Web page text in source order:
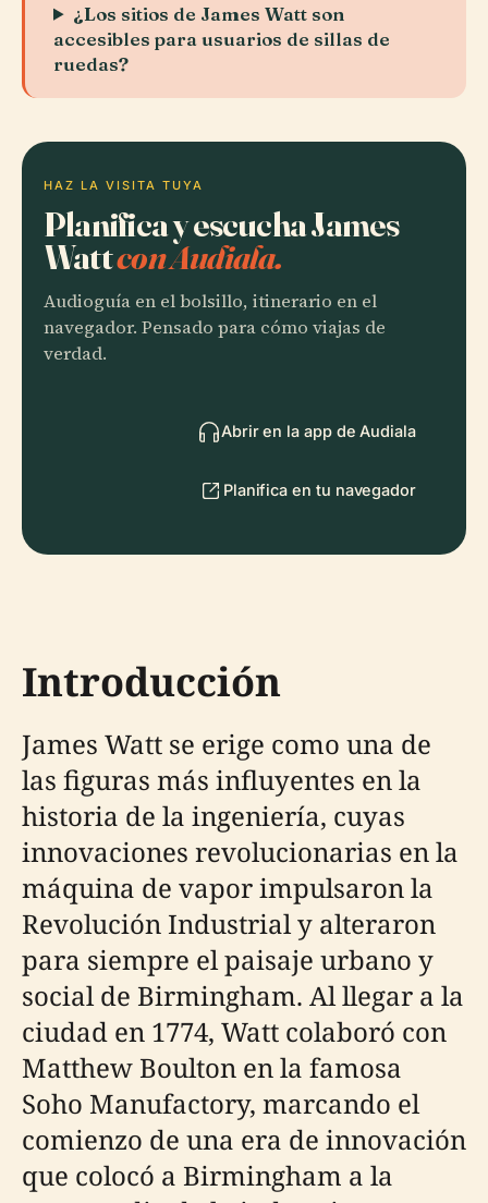
¿Los sitios de James Watt son
accesibles para usuarios de sillas de
ruedas?
HAZ LA VISITA TUYA
Planifica y escucha James
Wattcon Audiala.
Audioguía en el bolsillo, itinerario en el
navegador. Pensado para cómo viajas de
verdad.
Abrir en la app de Audiala
Planifica en tu navegador
Introducción
James Watt se erige como una de
las figuras más influyentes en la
historia de la ingeniería, cuyas
innovaciones revolucionarias en la
máquina de vapor impulsaron la
Revolución Industrial y alteraron
para siempre el paisaje urbano y
social de Birmingham. Al llegar a la
ciudad en 1774, Watt colaboró con
Matthew Boulton en la famosa
Soho Manufactory, marcando el
comienzo de una era de innovación
que colocó a Birmingham a la